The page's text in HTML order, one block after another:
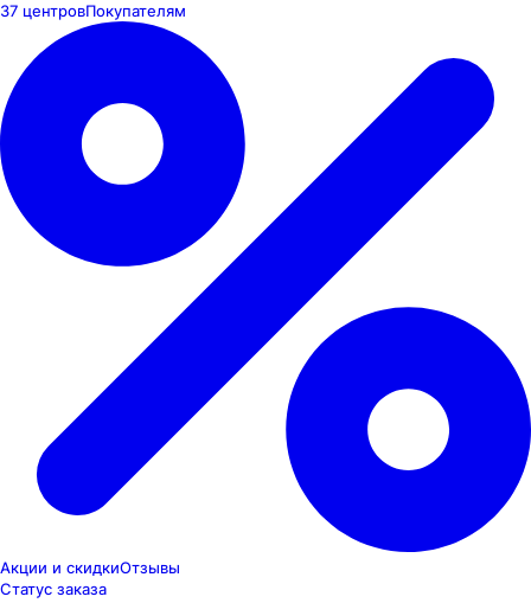
37 центровПокупателям
Акции и скидкиОтзывы
Статус заказа